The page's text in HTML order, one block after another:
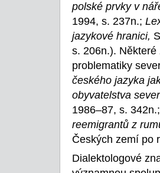
polské prvky v
1994, s. 237n.;
jazykové hranici,
s. 206n.).
problematiky
českého jazyka
obyvatelstva
1986–87, s.
reemigrantů z
Českých zemí po
Dialektologové